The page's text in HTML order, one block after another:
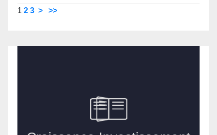
1 2 3 > >>